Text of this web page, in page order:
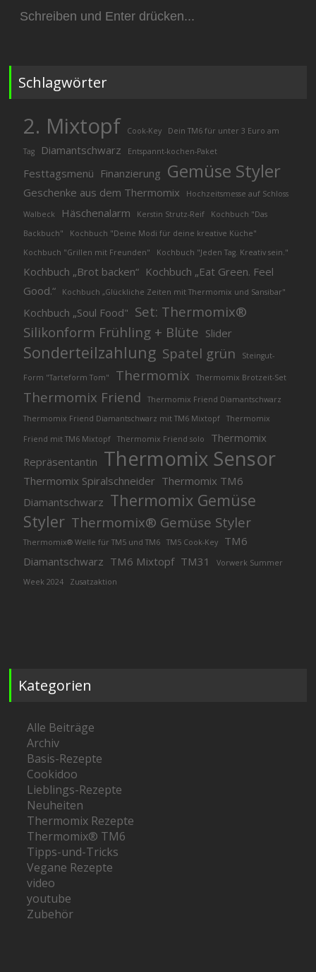
nach:
Schlagwörter
2. Mixtopf Cook-Key Dein TM6 für unter 3 Euro am
Tag Diamantschwarz Entspannt-kochen-Paket
Festtagsmenü Finanzierung Gemüse Styler
Geschenke aus dem Thermomix Hochzeitsmesse auf Schloss
Walbeck Häschenalarm Kerstin Strutz-Reif
Kochbuch "Das
Backbuch"
Kochbuch "Deine Modi für deine kreative Küche"
Kochbuch "Grillen mit Freunden"
Kochbuch "Jeden Tag. Kreativ sein."
Kochbuch „Brot backen“ Kochbuch „Eat Green. Feel
Good.“
Kochbuch „Glückliche Zeiten mit Thermomix und Sansibar"
Kochbuch „Soul Food" Set: Thermomix®
Silikonform Frühling + Blüte Slider
Sonderteilzahlung Spatel grün Steingut-
Form "Tarteform Tom" Thermomix Thermomix Brotzeit-Set
Thermomix Friend
Thermomix Friend Diamantschwarz
Thermomix Friend Diamantschwarz mit TM6 Mixtopf
Thermomix
Friend mit TM6 Mixtopf Thermomix Friend solo
Thermomix
Repräsentantin Thermomix Sensor
Thermomix Spiralschneider Thermomix TM6
Diamantschwarz Thermomix Gemüse
Styler Thermomix® Gemüse Styler
Thermomix® Welle für TM5 und TM6 TM5 Cook-Key
TM6
Diamantschwarz TM6 Mixtopf TM31
Vorwerk Summer
Week 2024
Zusatzaktion
Kategorien
Alle Beiträge
Archiv
Basis-Rezepte
Cookidoo
Lieblings-Rezepte
Neuheiten
Thermomix Rezepte
Thermomix® TM6
Tipps-und-Tricks
Vegane Rezepte
video
youtube
Zubehör